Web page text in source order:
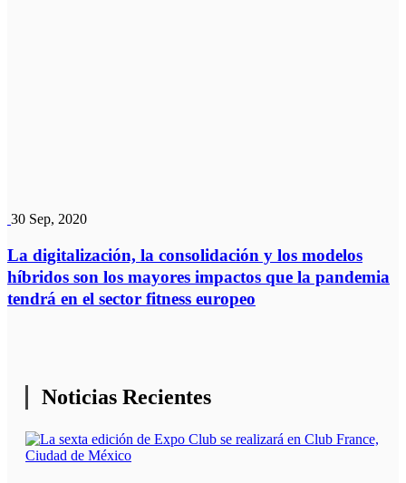
30 Sep, 2020
La digitalización, la consolidación y los modelos
híbridos son los mayores impactos que la pandemia
tendrá en el sector fitness europeo
Noticias Recientes